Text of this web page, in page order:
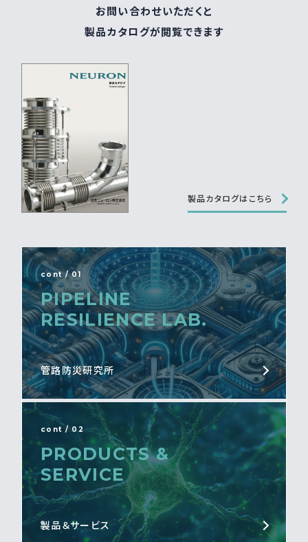
お問い合わせいただくと
製品カタログが閲覧できます
製品カタログはこちら
cont / 01
PIPELINE
RESILIENCE LAB.
管路防災研究所
cont / 02
PRODUCTS &
SERVICE
製品＆サービス